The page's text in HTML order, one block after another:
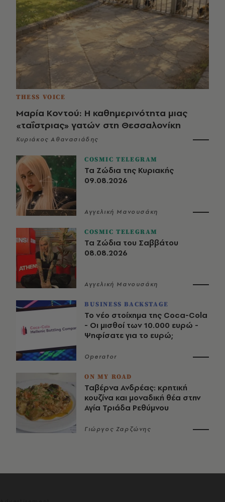
THESS VOICE
Μαρία Κοντού: Η καθημερινότητα μιας
«ταΐστριας» γατών στη Θεσσαλονίκη
Κυριάκος Αθανασιάδης
COSMIC TELEGRAM
Τα Ζώδια της Κυριακής
09.08.2026
Αγγελική Μανουσάκη
COSMIC TELEGRAM
Τα Ζώδια του Σαββάτου
08.08.2026
Αγγελική Μανουσάκη
BUSINESS BACKSTAGE
Το νέο στοίχημα της Coca-Cola
- Οι μισθοί των 10.000 ευρώ -
Ψηφίσατε για το ευρώ;
Operator
ON MY ROAD
Ταβέρνα Ανδρέας: κρητική
κουζίνα και μοναδική θέα στην
Αγία Τριάδα Ρεθύμνου
Γιώργος Ζαρζώνης